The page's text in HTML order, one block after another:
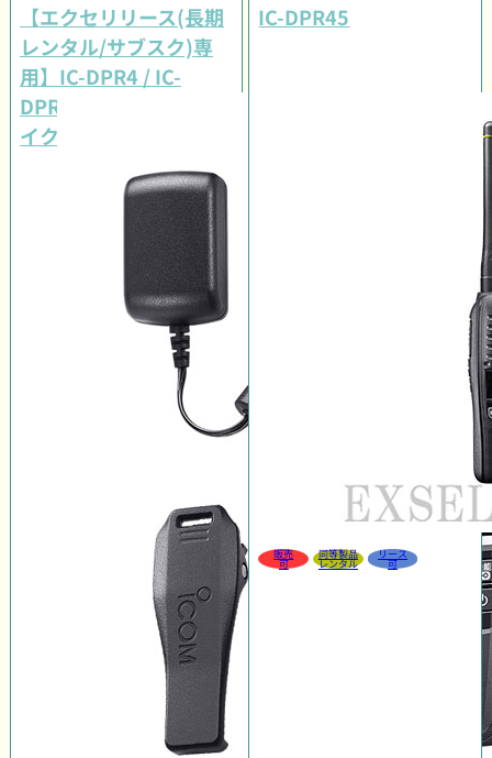
【エクセリリース(長期
レンタル/サブスク)専
用】IC-DPR4 / IC-
DPR4 PLUSイヤホンマ
イクセット
IC-DPR45
販売
可
同等製品
レンタル
リース
可